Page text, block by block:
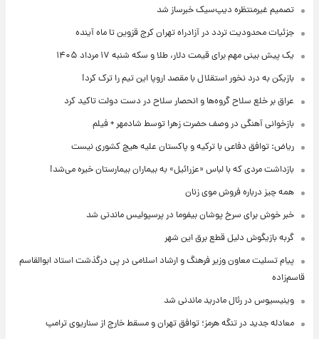
تصمیم غیرمنتظره دیپ‌سیک خبرساز شد
جزئیات محدودیت تردد در آزادراه تهران کرج قزوین تا ماه آینده
یک پیش ‌بینی مهم برای قیمت دلار، طلا و سکه شنبه ۱۷ مرداد ۱۴۰۵
بازیکن به درد نخور استقلال با مقصد اروپا این تیم را ترک کرد!
عراق بر خلع سلاح گروه‌ها و انحصار سلاح در دست دولت تاکید کرد
بازخوانی آهنگی در وصف حضرت زهرا توسط شادمهر + فیلم
ریاض: توافق دفاعی با ترکیه و پاکستان علیه هیچ کشوری نیست
بازداشت مردی که با لباس «عزرائیل» به بیماران بیمارستان خیره می‌شد!
همه چیز درباره فروش موی زنان
خبر خوش برای سرخ پوشان بیفوما در پرسپولیس ماندنی شد
گربه بازیگوش دلیل قطع برق این شهر
پیام تسلیت معاون وزیر فرهنگ و ارشاد اسلامی در پی درگذشت استاد ابوالقاسم
قاسم‌زاده
وینیسیوس در رئال مادرید ماندنی شد
معادله جدید در تنگه هرمز؛ توافق تهران و مسقط خارج از سناریوی ترامپ